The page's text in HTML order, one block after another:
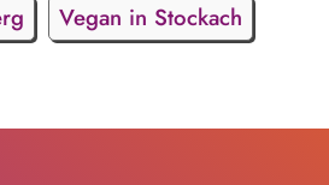
Vegan in Stockach